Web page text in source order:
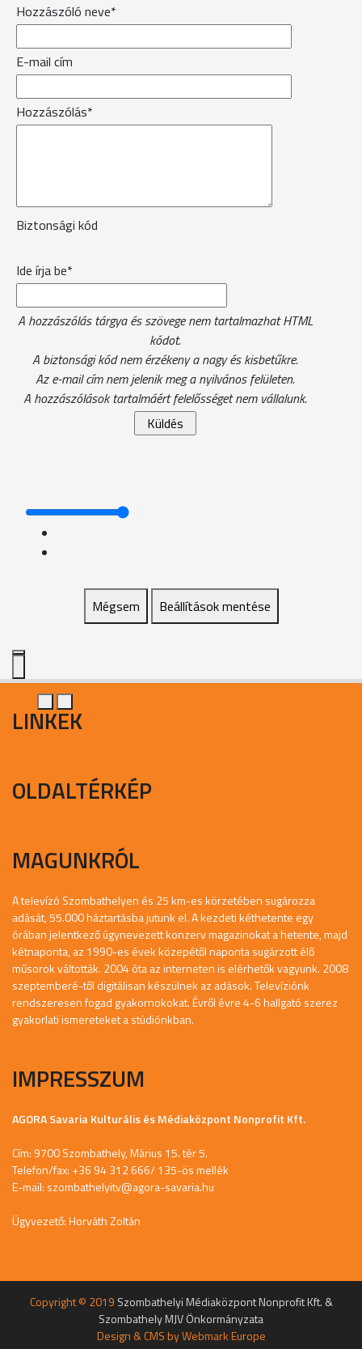
Hozzászóló neve*
E-mail cím
Hozzászólás*
Biztonsági kód
Ide írja be*
A hozzászólás tárgya és szövege nem tartalmazhat HTML
kódot.
A biztonsági kód nem érzékeny a nagy és kisbetűkre.
Az e-mail cím nem jelenik meg a nyilvános felületen.
A hozzászólások tartalmáért felelősséget nem vállalunk.
Mégsem Beállítások mentése
LINKEK
OLDALTÉRKÉP
MAGUNKRÓL
A televízó Szombathelyen és 25 km-es körzetében sugározza
adását, 55.000 háztartásba jutunk el. A kezdeti kéthetente egy
órában jelentkező úgynevezett konzerv magazinokat a hetente, majd
kétnaponta, az 1990-es évek közepétől naponta sugárzott élő
műsorok váltották. 2004 óta az interneten is elérhetők vagyunk. 2008
szeptemberé-től digitálisan készülnek az adások. Televíziónk
rendszeresen fogad gyakornokokat. Évről évre 4-6 hallgató szerez
gyakorlati ismereteket a stúdiónkban.
IMPRESSZUM
AGORA Savaria Kulturális és Médiaközpont Nonprofit Kft.
Cím: 9700 Szombathely, Márius 15. tér 5.
Telefon/fax: +36 94 312 666/ 135-ös mellék
E-mail: szombathelyitv@agora-savaria.hu
Ügyvezető: Horváth Zoltán
Copyright © 2019 Szombathelyi Médiaközpont Nonprofit Kft. &
Szombathely MJV Önkormányzata
Design & CMS byWebmark Europe